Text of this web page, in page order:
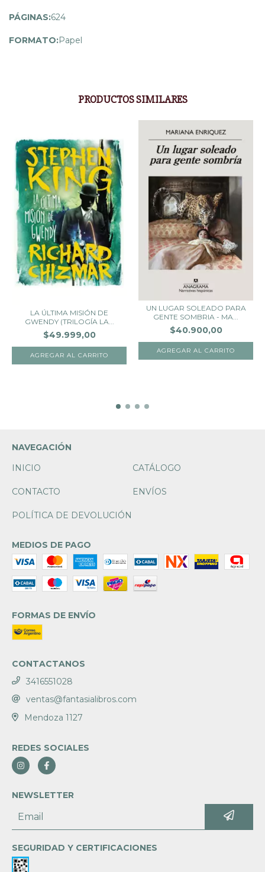
PÁGINAS:624
FORMATO:Papel
PRODUCTOS SIMILARES
LA ÚLTIMA MISIÓN DE
GWENDY (TRILOGÍA LA...
$49.999,00
UN LUGAR SOLEADO PARA
GENTE SOMBRIA - MA...
$40.900,00
NAVEGACIÓN
INICIO
CATÁLOGO
CONTACTO ENVÍOS
POLÍTICA DE DEVOLUCIÓN
MEDIOS DE PAGO
FORMAS DE ENVÍO
CONTACTANOS
3416551028
ventas@fantasialibros.com
Mendoza 1127
REDES SOCIALES
NEWSLETTER
SEGURIDAD Y CERTIFICACIONES